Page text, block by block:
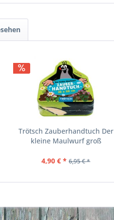
Trötsch Zauberhandtuch Der
kleine Maulwurf groß
4,90 € * 6,95 € *